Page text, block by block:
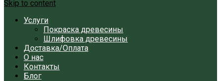
Skip to content
Услуги
Покраска древесины
Шлифовка древесины
Доставка/Оплата
О нас
Контакты
Блог